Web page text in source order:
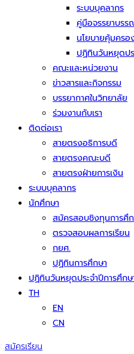
ระบบบุคลากร
คู่มือจรรยาบร
นโยบายคุ้มคร
ปฏิทินวันหยุดป
คณะและหน่วยงาน
ข่าวสารและกิจกรรม
บรรยากาศในวิทยาลัย
ร่วมงานกับเรา
ติดต่อเรา
สายตรงอธิการบดี
สายตรงคณะบดี
สายตรงฝ่ายการเงิน
ระบบบุคลากร
นักศึกษา
สมัครสอบชิงทุนการศึ
ตรวจสอบผลการเรียน
กยศ.
ปฏิทินการศึกษา
ปฏิทินวันหยุดประจำปีการศึกษ
TH
EN
CN
สมัครเรียน